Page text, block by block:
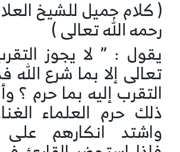
( كلام جميل للشيخ
رحمه الله تعالى )
يقول : ” لا يجوز
تعالى إلا بما شرع
التقرب إليه بما حرم ؟
ذلك حرم العلماء
واشتد انكارهم